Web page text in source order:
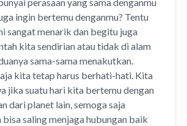
perasaan yang sama denganmu
ingin bertemu denganmu? Tentu
sangat menarik dan begitu juga
kita sendirian atau tidak di alam
sama-sama menakutkan.
kita tetap harus berhati-hati. Kita
jika suatu hari kita bertemu dengan
dari planet lain, semoga saja
saling menjaga hubungan baik